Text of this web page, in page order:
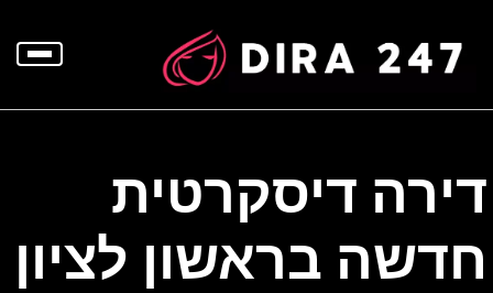
דירה דיסקרטית
חדשה בראשון לציון